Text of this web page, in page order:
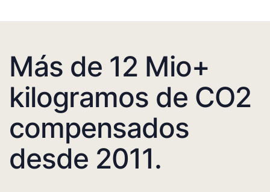
Más de 12 Mio+
kilogramos de CO2
compensados
desde 2011.